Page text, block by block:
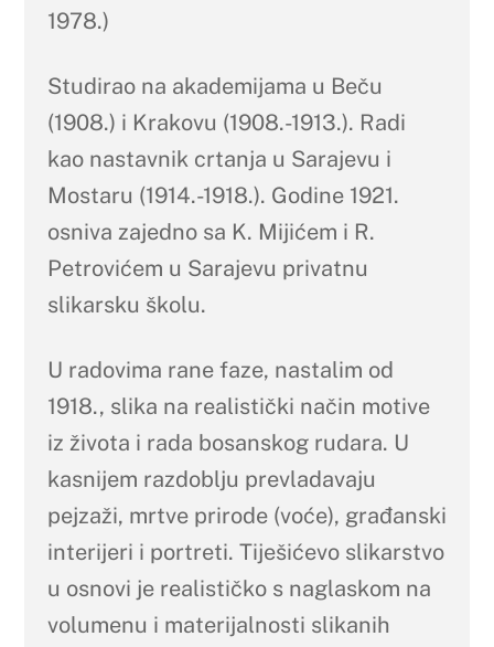
1978.)
Studirao na akademijama u Beču
(1908.) i Krakovu (1908.-1913.). Radi
kao nastavnik crtanja u Sarajevu i
Mostaru (1914.-1918.). Godine 1921.
osniva zajedno sa K. Mijićem i R.
Petrovićem u Sarajevu privatnu
slikarsku školu.
U radovima rane faze, nastalim od
1918., slika na realistički način motive
iz života i rada bosanskog rudara. U
kasnijem razdoblju prevladavaju
pejzaži, mrtve prirode (voće), građanski
interijeri i portreti. Tiješićevo slikarstvo
u osnovi je realističko s naglaskom na
volumenu i materijalnosti slikanih